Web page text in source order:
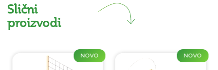
Slični
proizvodi
NOVO NOVO